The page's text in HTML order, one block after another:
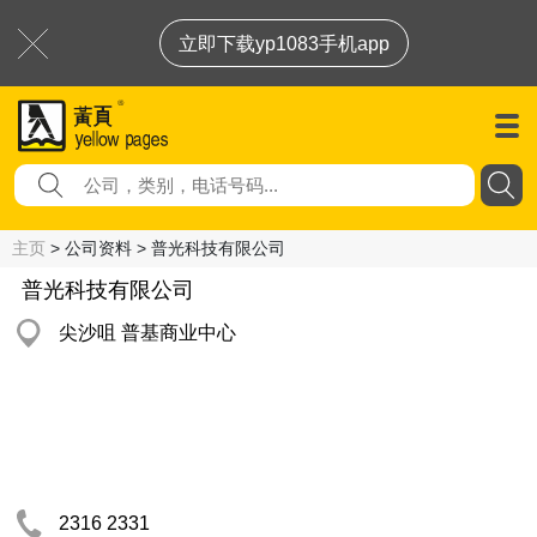
立即下载yp1083手机app
主页 > 公司资料 > 普光科技有限公司
普光科技有限公司
尖沙咀 普基商业中心
2316 2331